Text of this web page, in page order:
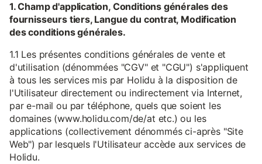
1. Champ d'application, Conditions générales des
fournisseurs tiers, Langue du contrat, Modification
des conditions générales.
1.1 Les présentes conditions générales de vente et
d'utilisation (dénommées "CGV" et "CGU") s'appliquent
à tous les services mis par Holidu à la disposition de
l'Utilisateur directement ou indirectement via Internet,
par e-mail ou par téléphone, quels que soient les
domaines (www.holidu.com/de/at etc.) ou les
applications (collectivement dénommés ci-après "Site
Web") par lesquels l'Utilisateur accède aux services de
Holidu.